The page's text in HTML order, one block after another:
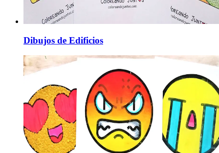
Dibujos de Edificios